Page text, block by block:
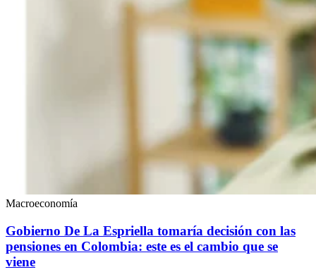
Macroeconomía
Gobierno De La Espriella tomaría decisión con las
pensiones en Colombia: este es el cambio que se
viene